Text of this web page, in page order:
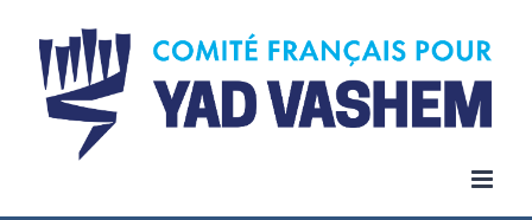
content